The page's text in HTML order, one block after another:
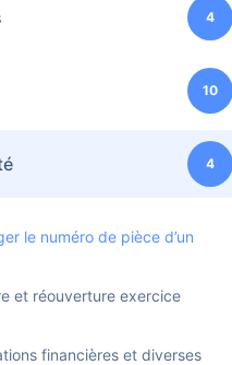
4
10
4
le numéro de pièce d’un
et réouverture exercice
financières et diverses